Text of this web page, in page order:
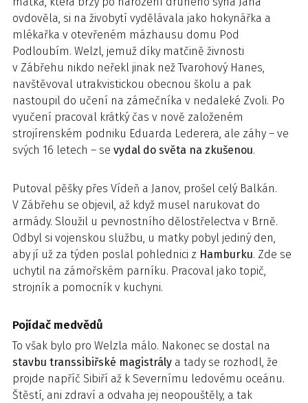
ovdověla, si na živobytí vydělávala jako hokynářka a
mlékařka v otevřeném mázhausu domu Pod
Podloubím. Welzl, jemuž díky matčině živnosti
v Zábřehu nikdo neřekl jinak než Tvarohový Hanes,
navštěvoval utrakvistickou obecnou školu a pak
nastoupil do učení na zámečníka v nedaleké Zvoli. Po
vyučení pracoval krátký čas v nově založeném
strojírenském podniku Eduarda Lederera, ale záhy – ve
svých 16 letech – se vydal do světa na zkušenou.
Putoval pěšky přes Vídeň a Janov, prošel celý Balkán.
V Zábřehu se objevil, až když musel narukovat do
armády. Sloužil u pevnostního dělostřelectva v Brně.
Odbyl si vojenskou službu, u matky pobyl jediný den,
aby jí už za týden poslal pohlednici z Hamburku. Zde se
uchytil na zámořském parníku. Pracoval jako topič,
strojník a pomocník v kuchyni.
Pojídač medvědů
To však bylo pro Welzla málo. Nakonec se dostal na
stavbu transsibiřské magistrály a tady se rozhodl, že
projde napříč Sibiří až k Severnímu ledovému oceánu.
Štěstí, ani zdraví a odvaha jej neopouštěly, a tak